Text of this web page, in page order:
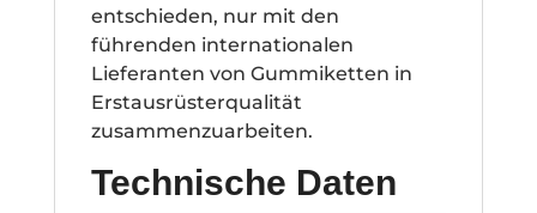
entschieden, nur mit den
führenden internationalen
Lieferanten von Gummiketten in
Erstausrüsterqualität
zusammenzuarbeiten.
Technische Daten